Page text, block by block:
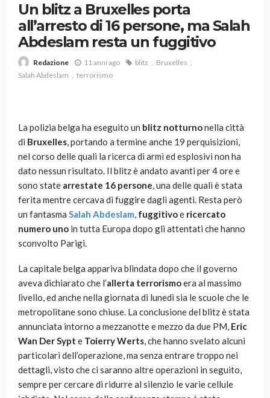
Un blitz a Bruxelles porta
all’arresto di 16 persone, ma Salah
Abdeslam resta un fuggitivo
Redazione 11 anni ago blitz
Bruxelles
Salah Abdeslam
terrorismo
La polizia belga ha eseguito un blitz notturnonella città
di Bruxelles, portando a termine anche 19 perquisizioni,
nel corso delle quali la ricerca di armi ed esplosivi non ha
dato nessun risultato. Il blitz è andato avanti per 4 ore e
sono state arrestate 16 persone, una delle quali è stata
ferita mentre cercava di fuggire dagli agenti. Resta però
un fantasma Salah Abdeslam, fuggitivoe ricercato
numero uno in tutta Europa dopo gli attentati che hanno
sconvolto Parigi.
La capitale belga appariva blindata dopo che il governo
aveva dichiarato che l’allerta terrorismoera al massimo
livello, ed anche nella giornata di lunedì sia le scuole che le
metropolitane sono chiuse. La conclusione del blitz è stata
annunciata intorno a mezzanotte e mezzo da due PM, Eric
Wan Der Sypt e Toierry Werts, che hanno svelato alcuni
particolari dell’operazione, ma senza entrare troppo nei
dettagli, visto che ci saranno altre operazioni in seguito,
sempre per cercare di ridurre al silenzio le varie cellule